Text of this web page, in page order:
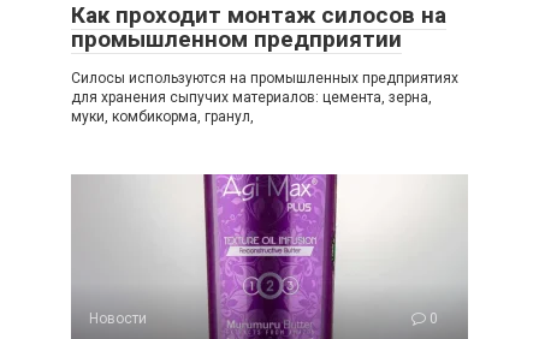
Как проходит монтаж силосов на
промышленном предприятии
Силосы используются на промышленных предприятиях
для хранения сыпучих материалов: цемента, зерна,
муки, комбикорма, гранул,
Новости 0